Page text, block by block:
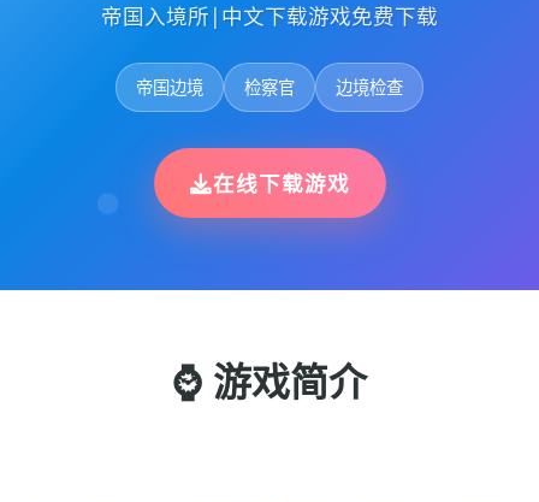
帝国入境所|中文下载游戏免费下载
帝国边境 检察官 边境检查
在线下载游戏
⌚ 游戏简介